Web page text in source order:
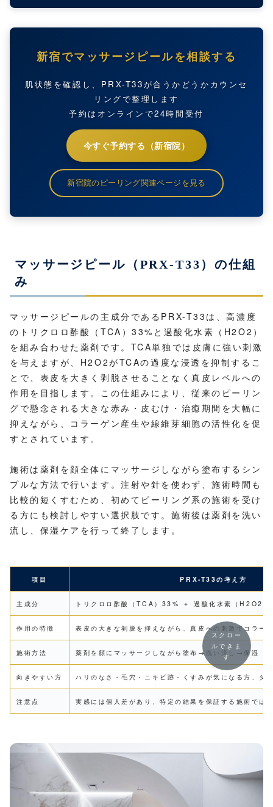
新宿でマッサージピールを相談する
肌状態を確認し、PRX-T33が合うかどうかカウンセ
リングで整理します
予約はオンラインで24時間受付
今すぐ予約する（新宿院）
新宿院のピーリング関連ページを見る
マッサージピール（PRX-T33）の仕組
み
マッサージピールの主成分であるPRX-T33は、高濃度
のトリクロロ酢酸（TCA）33%と過酸化水素（H2O2）
を組み合わせた薬剤です。TCA単独では皮膚に強い刺激
を与えますが、H2O2がTCAの過度な浸透を抑制するこ
とで、表皮を大きく剥脱させることなく真皮レベルへの
作用を目指します。この仕組みにより、従来のピーリン
グで懸念される大きな赤み・皮むけ・治癒期間を大幅に
抑えながら、コラーゲン産生や線維芽細胞の活性化を促
すとされています。
施術は薬剤を顔全体にマッサージしながら塗布するシン
プルな方法で行います。注射や針を使わず、施術時間も
比較的短くすむため、初めてピーリング系の施術を受け
る方にも検討しやすい選択肢です。施術後は薬剤を洗い
流し、保湿ケアを行って終了します。
項目 PRX-T33の考え方
主成分 トリクロロ酢酸（TCA）33% ＋ 過酸化水素（H2O2）
作用の特徴 表皮の大きな剥脱を抑えながら、真皮への刺激でコラー
施術方法 薬剤を顔にマッサージしながら塗布→洗い流し→保湿
向きやすい方 ハリのなさ・毛穴・ニキビ跡・くすみが気になる方、ダ
注意点 実感には個人差があり、特定の結果を保証する施術では
スクロー
ルできま
す